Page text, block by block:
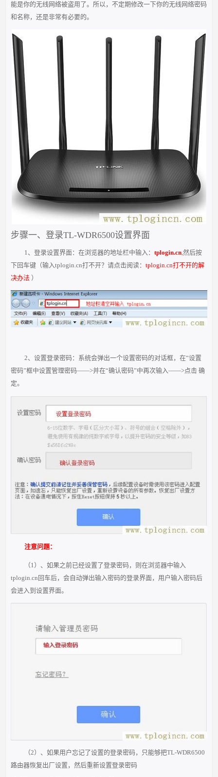
能是你的无线网络被盗用了。所以，不定期修改一下你的无线网络密码
和名称，还是非常有必要的。
步骤一、登录TL-WDR6500设置界面
1、登录设置界面：在浏览器的地址栏中输入： tplogin.cn,然后按
下回车键（输入tplogin.cn打不开？请点击阅读：tplogin.cn打不开的解
决办法 ）
2、设置登录密码：系统会弹出一个设置密码的对话框，在“设置
密码”框中设置管理密码——>并在“确认密码”中再次输入——>点击 确
定。
注意问题：
（1）、如果之前已经设置了登录密码，则在浏览器中输入
tplogin.cn回车后，会自动弹出输入密码的登录界面，用户输入密码后
会进入到设置界面。
（2）、如果用户忘记了设置的登录密码，只能够把TL-WDR6500
路由器恢复出厂设置，然后重新设置登录密码